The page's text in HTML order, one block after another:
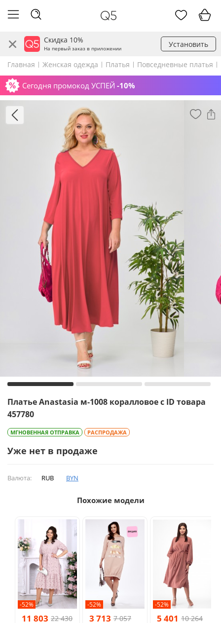
Скидка 10%
На первый заказ в приложении Установить
Главная Женская одежда Платья Повседневные платья
Сегодня промокод УСПЕЙ -10%
Платье Anastasia м-1008 коралловое с ID товара
457780
МГНОВЕННАЯ ОТПРАВКА РАСПРОДАЖА
Уже нет в продаже
Валюта: RUB BYN
Похожие модели
-52%
11 803 22 430
-52%
3 713 7 057
-52%
5 401 10 264